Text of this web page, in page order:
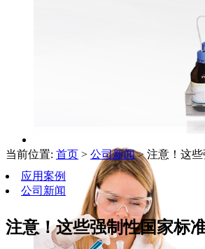
当前位置: 首页 > 公司新闻> 注意！这些
应用案例
公司新闻
注意！这些强制性国家标